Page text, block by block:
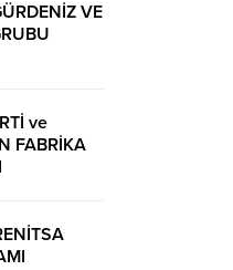
VE
ve
FABRİKA